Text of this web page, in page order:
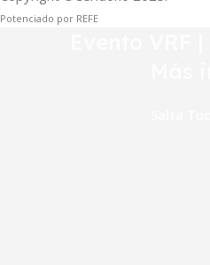
Potenciado por REFE